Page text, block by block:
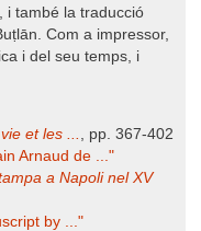
i també la traducció
Com a impressor,
i del seu temps, i
et les ... , pp. 367-402
Arnaud de ..."
a Napoli nel XV
by ..."